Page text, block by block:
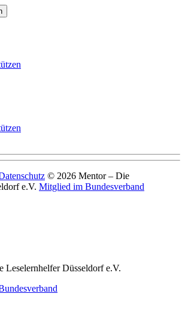
© 2026 Mentor – Die
e.V. Mitglied im Bundesverband
Düsseldorf e.V.